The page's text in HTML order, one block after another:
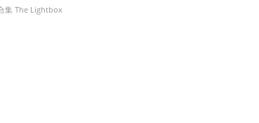
集 The Lightbox